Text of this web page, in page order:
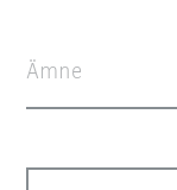
Ämne